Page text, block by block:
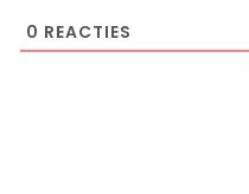
0 REACTIES